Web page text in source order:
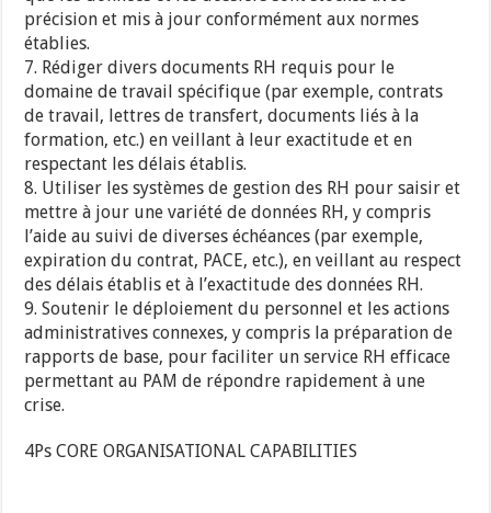
précision et mis à jour conformément aux normes
établies.
7. Rédiger divers documents RH requis pour le
domaine de travail spécifique (par exemple, contrats
de travail, lettres de transfert, documents liés à la
formation, etc.) en veillant à leur exactitude et en
respectant les délais établis.
8. Utiliser les systèmes de gestion des RH pour saisir et
mettre à jour une variété de données RH, y compris
l’aide au suivi de diverses échéances (par exemple,
expiration du contrat, PACE, etc.), en veillant au respect
des délais établis et à l’exactitude des données RH.
9. Soutenir le déploiement du personnel et les actions
administratives connexes, y compris la préparation de
rapports de base, pour faciliter un service RH efficace
permettant au PAM de répondre rapidement à une
crise.
4Ps CORE ORGANISATIONAL CAPABILITIES